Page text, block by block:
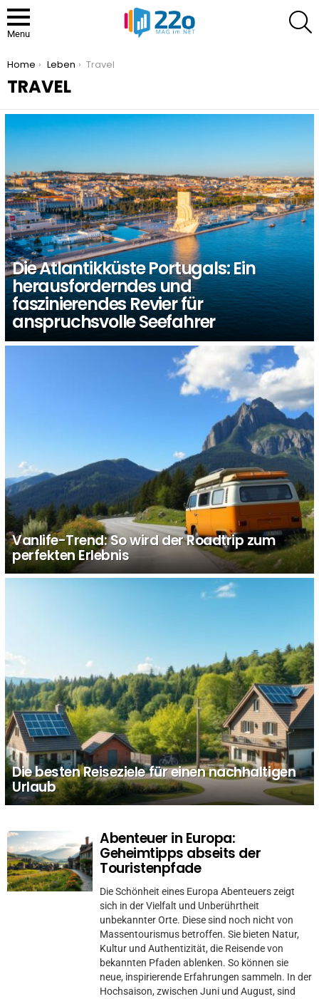
Menu
You are here:
Home Leben Travel
TRAVEL
LATEST
STORIES
Die Atlantikküste Portugals: Ein
herausforderndes und
faszinierendes Revier für
anspruchsvolle Seefahrer
Vanlife-Trend: So wird der Roadtrip zum
perfekten Erlebnis
Die besten Reiseziele für einen nachhaltigen
Urlaub
MORE
STORIES
Abenteuer in Europa:
Geheimtipps abseits der
Touristenpfade
Die Schönheit eines Europa Abenteuers zeigt
sich in der Vielfalt und Unberührtheit
unbekannter Orte. Diese sind noch nicht von
Massentourismus betroffen. Sie bieten Natur,
Kultur und Authentizität, die Reisende von
bekannten Pfaden ablenken. So können sie
neue, inspirierende Erfahrungen sammeln. In der
Hochsaison, zwischen Juni und August, sind